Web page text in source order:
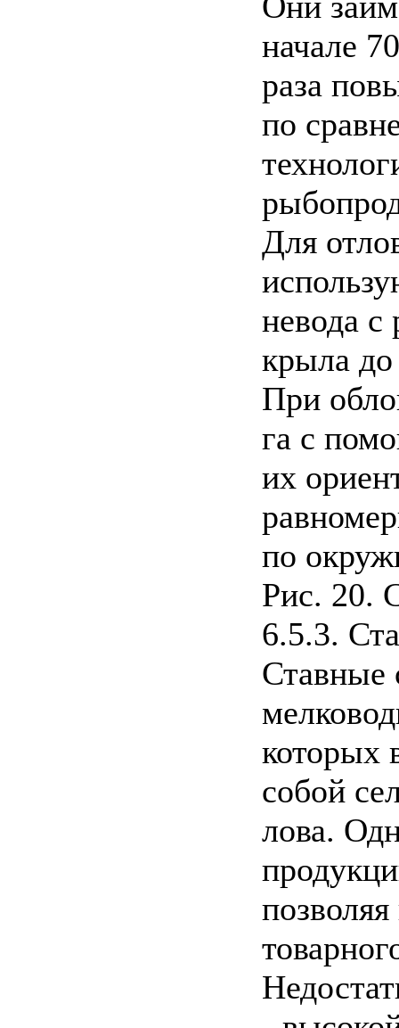
начале
раза
по
Для
невода с
крыла
При
га с
их
по
Рис. 20.
6.5.3.
Ставные
которых
собой
лова.